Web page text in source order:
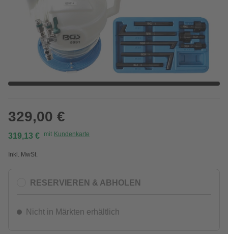
329,00 €
319,13 € mit Kundenkarte
Inkl. MwSt.
RESERVIEREN & ABHOLEN
Nicht in Märkten erhältlich